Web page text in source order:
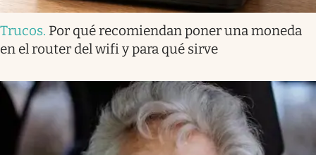
Trucos. Por qué recomiendan poner una moneda
en el router del wifi y para qué sirve